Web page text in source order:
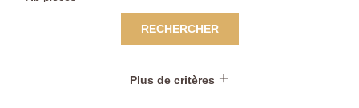
RECHERCHER
Plus de critères